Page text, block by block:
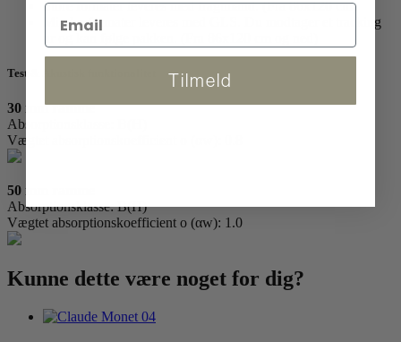
Store formater leveres med fragtmand. (Fra 86x120 cm)
Mindre formater leveres med GLS. Du modtager et tracking
Test & Akustisk funktionalitet
30 mm ramme
Absorptionsklasse: B(H)
Vægtet absorptionskoefficient o (αw): 0.8
50 mm ramme
Absorptionsklasse: B(H)
Vægtet absorptionskoefficient o (αw): 1.0
Kunne dette være noget for dig?
Tilmeld